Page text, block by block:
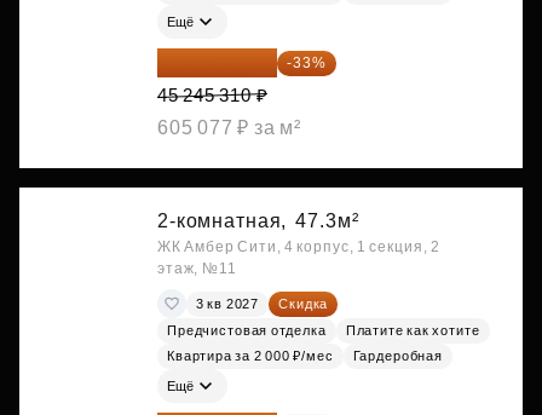
Ещё
30 314 358 ₽ -33%
45 245 310 ₽
605 077 ₽ за м²
2-комнатная, 47.3м²
ЖК Амбер Сити, 4 корпус, 1 секция, 2
этаж, №11
3 кв 2027
Скидка
Предчистовая отделка
Платите как хотите
Квартира за 2 000 ₽/мес
Гардеробная
Ещё